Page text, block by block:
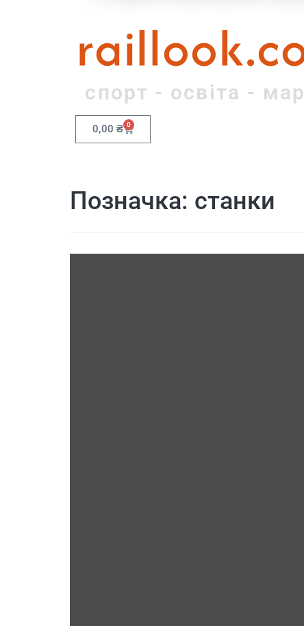
спорт - освіта -
0,00 ₴ 0
Позначка: станки